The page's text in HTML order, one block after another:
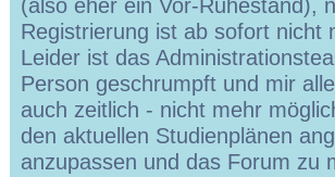
(also eher ein Vor-Ruhestand),
Registrierung ist ab sofort nicht
Leider ist das
Person geschrumpft und mir
auch zeitlich - nicht mehr
den aktuellen Studienplänen
anzupassen und das Forum zu